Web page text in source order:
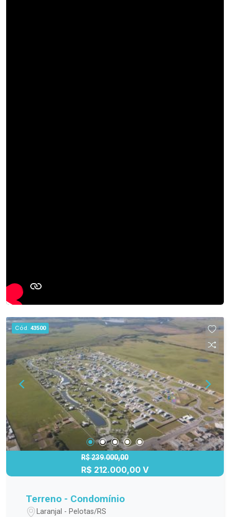
Cód. 43500
R$ 239.000,00
R$ 212.000,00 V
Terreno - Condomínio
Laranjal - Pelotas/RS